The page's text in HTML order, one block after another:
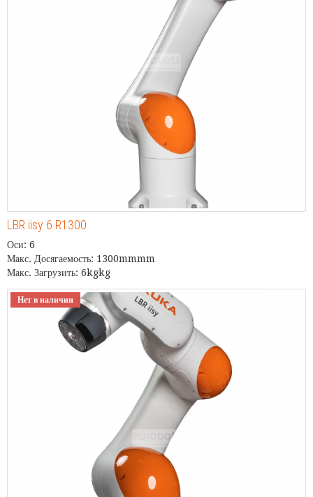
LBR iisy 6 R1300
Оси: 6
Макс. Досягаемость: 1300mmmm
Макс. Загрузить: 6kgkg
Нет в наличии